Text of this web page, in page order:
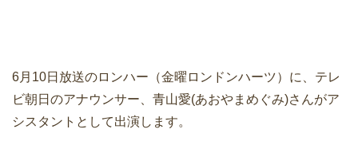
6月10日放送のロンハー（金曜ロンドンハーツ）に、テレ
ビ朝日のアナウンサー、青山愛(あおやまめぐみ)さんがア
シスタントとして出演します。